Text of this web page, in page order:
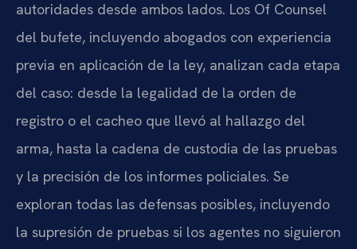
autoridades desde ambos lados. Los Of Counsel
del bufete, incluyendo abogados con experiencia
previa en aplicación de la ley, analizan cada etapa
del caso: desde la legalidad de la orden de
registro o el cacheo que llevó al hallazgo del
arma, hasta la cadena de custodia de las pruebas
y la precisión de los informes policiales. Se
exploran todas las defensas posibles, incluyendo
la supresión de pruebas si los agentes no siguieron